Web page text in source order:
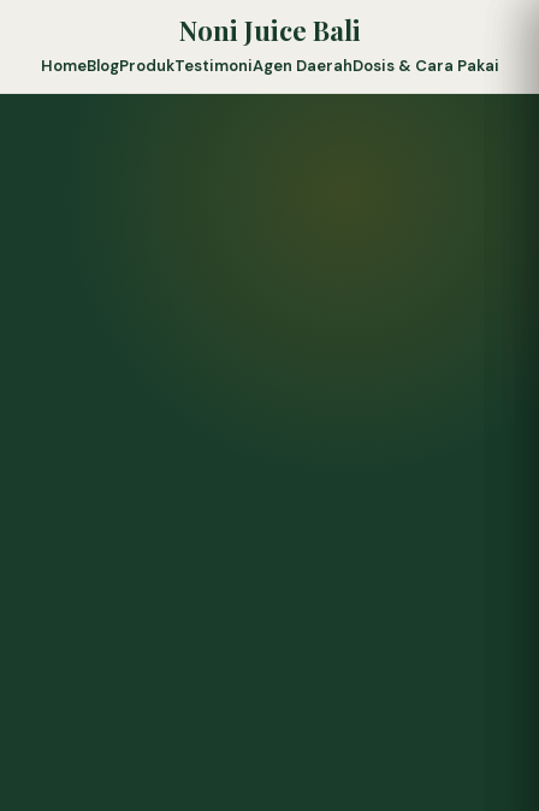
Noni Juice Bali
HomeBlogProdukTestimoniAgen DaerahDosis & Cara Pakai